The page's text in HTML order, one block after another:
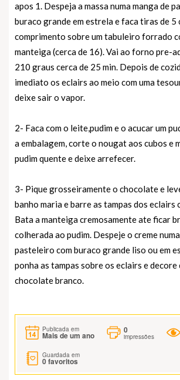
apos 1. Despeja a massa numa manga de
buraco grande em estrela e faca tiras de 5
comprimento sobre um tabuleiro forrado
manteiga (cerca de 16). Vai ao forno pre-
210 graus cerca de 25 min. Depois de
imediato os eclairs ao meio com uma
deixe sair o vapor.
2- Faca com o leite,pudim e o acucar um
a embalagem, corte o nougat aos cubos e
pudim quente e deixe arrefecer.
3- Pique grosseiramente o chocolate e
banho maria e barre as tampas dos eclairs
Bata a manteiga cremosamente ate ficar
colherada ao pudim. Despeje o creme
pasteleiro com buraco grande liso ou em
ponha as tampas sobre os eclairs e decore
chocolate branco.
Publicada em
Mais de um ano
0
impressões
Guardada em
0favoritos